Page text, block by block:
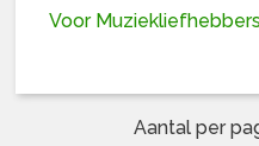
Voor
Aantal per